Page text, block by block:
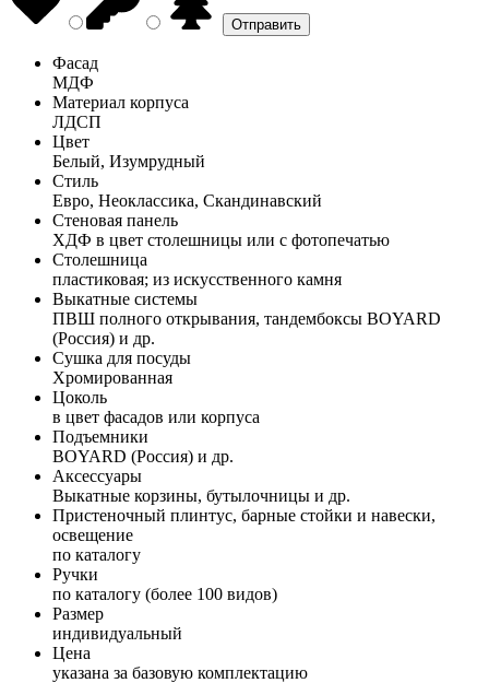
Фасад
МДФ
Материал корпуса
ЛДСП
Цвет
Белый, Изумрудный
Стиль
Евро, Неоклассика, Скандинавский
Стеновая панель
ХДФ в цвет столешницы или с фотопечатью
Столешница
пластиковая; из искусственного камня
Выкатные системы
ПВШ полного открывания, тандембоксы BOYARD
(Россия) и др.
Сушка для посуды
Хромированная
Цоколь
в цвет фасадов или корпуса
Подъемники
BOYARD (Россия) и др.
Аксессуары
Выкатные корзины, бутылочницы и др.
Пристеночный плинтус, барные стойки и навески,
освещение
по каталогу
Ручки
по каталогу (более 100 видов)
Размер
индивидуальный
Цена
указана за базовую комплектацию